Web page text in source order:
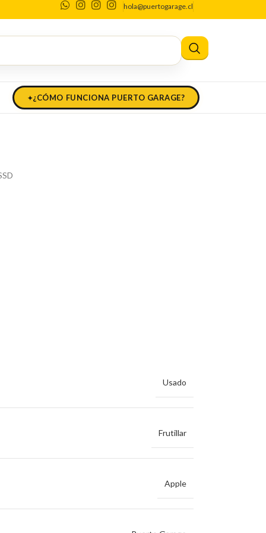
hola@puertogarage.cl
¿CÓMO FUNCIONA PUERTO GARAGE?
M1 16 GB 512 GB
M1 16 GB 512 GB
Usado
Frutillar
Apple